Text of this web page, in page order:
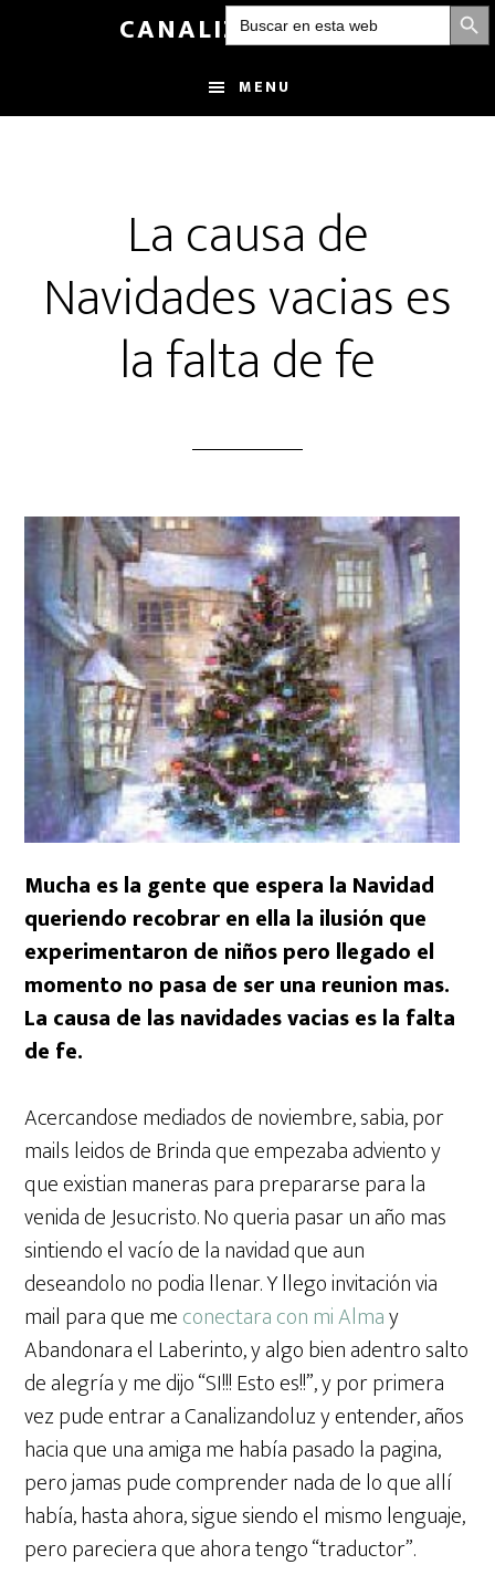
Buscar:
content
CANALIZANDOLUZ
MENU
La causa de
Navidades vacias es
la falta de fe
Mucha es la gente que espera la Navidad
queriendo recobrar en ella la ilusión que
experimentaron de niños pero llegado el
momento no pasa de ser una reunion mas.
La causa de las navidades vacias es la falta
de fe.
Acercandose mediados de noviembre, sabia, por
mails leidos de Brinda que empezaba adviento y
que existian maneras para prepararse para la
venida de Jesucristo. No queria pasar un año mas
sintiendo el vacío de la navidad que aun
deseandolo no podia llenar. Y llego invitación via
mail para que meconectara con mi Almay
Abandonara el Laberinto, y algo bien adentro salto
de alegría y me dijo “SI!!! Esto es!!”, y por primera
vez pude entrar a Canalizandoluz y entender, años
hacia que una amiga me había pasado la pagina,
pero jamas pude comprender nada de lo que allí
había, hasta ahora, sigue siendo el mismo lenguaje,
pero pareciera que ahora tengo “traductor”.